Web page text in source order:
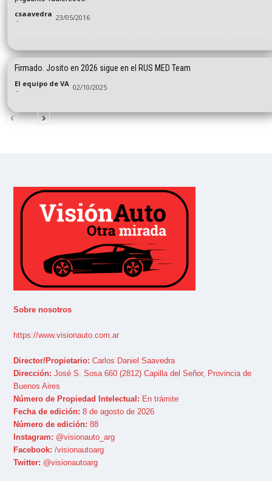
csaavedra
- 23/05/2016
Firmado. Josito en 2026 sigue en el RUS MED Team
El equipo de VA
- 02/10/2025
Sobre nosotros
https://www.visionauto.com.ar
Director/Propietario: Carlos Daniel Saavedra
Dirección: José S. Sosa 660 (2812) Capilla del Señor, Provincia de
Buenos Aires
Número de Propiedad Intelectual: En trámite
Fecha de edición: 8 de agosto de 2026
Número de edición: 88
Instagram: @visionauto_arg
Facebook: /visionautoarg
Twitter: @visionautoarg